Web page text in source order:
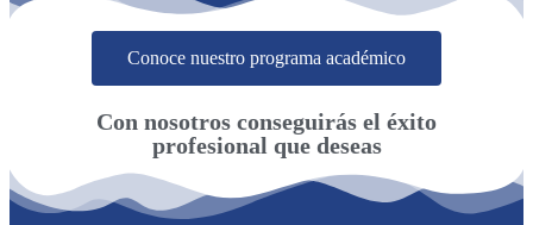
Conoce nuestro programa académico
Con nosotros conseguirás el éxito
profesional que deseas